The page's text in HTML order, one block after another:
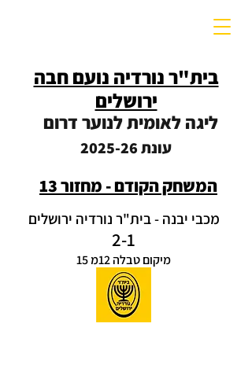
בית"ר נורדיה נועם חבה
ירושלים
ליגה לאומית לנוער דרום
עונת 2025-26
המשחק הקודם- מחזור 13
מכבי יבנה - בית"ר נורדיה ירושלים
2-1
מיקום טבלה 12מ 15